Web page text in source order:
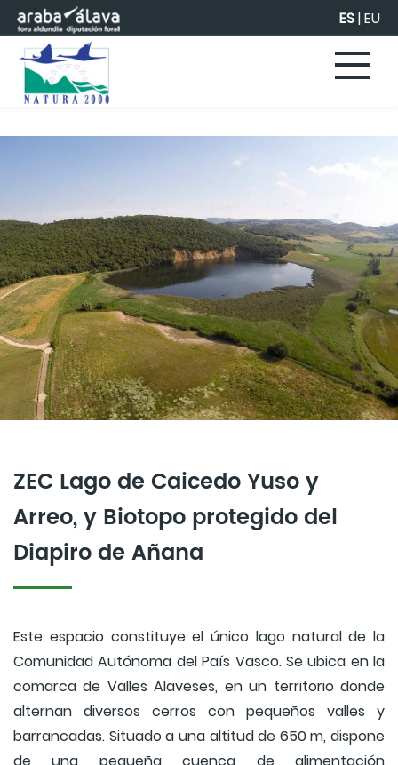
Saltar al contenido principal ES|EU
ZEC Lago de Caicedo Yuso y
Arreo, y Biotopo protegido del
Diapiro de Añana
Este espacio constituye el único lago natural de la
Comunidad Autónoma del País Vasco. Se ubica en la
comarca de Valles Alaveses, en un territorio donde
alternan diversos cerros con pequeños valles y
barrancadas. Situado a una altitud de 650 m, dispone